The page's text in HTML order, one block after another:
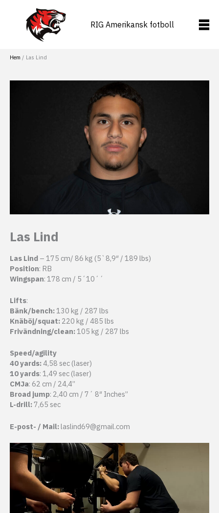
RIG Amerikansk fotboll
Hem Las Lind
Las Lind
Las Lind – 175 cm/ 86 kg (5`8,9″ / 189 lbs)
Position: RB
Wingspan: 178 cm / 5´10´´
Lifts:
Bänk/bench:130 kg / 287 lbs
Knäböj/squat: 220 kg / 485 lbs
Frivändning/clean:105 kg / 287 lbs
Speed/agility
40 yards:4,58 sec (laser)
10 yards: 1,49 sec (laser)
CMJa: 62 cm / 24,4”
Broad jump: 2,40 cm / 7´ 8″ Inches”
L-drill:7,65 sec
E-post- / Mail:laslind69@gmail.com